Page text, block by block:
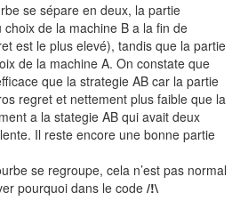
se sépare en deux, la partie
de la machine B a la fin de
est le plus elevé), tandis que la partie
de la machine A. On constate que
que la strategie AB car la partie
regret et nettement plus faible que la
a la stategie AB qui avait deux
Il reste encore une bonne partie
se regroupe, cela n’est pas normal
pourquoi dans le code /!\